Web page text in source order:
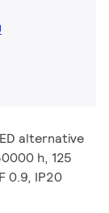
alternative
h, 125
0.9, IP20